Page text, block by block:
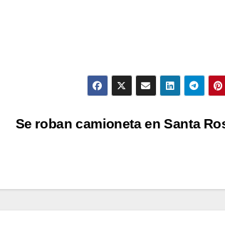
Se roban camioneta en Santa